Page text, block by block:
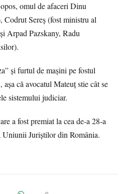
omul de afaceri Dinu
Sereș (fost ministru al
Arpad Pazskany, Radu
și furtul de mașini pe fostul
că avocatul Mateuț stie cât se
sistemului judiciar.
a fost premiat la cea de-a 28-a
Juriștilor din România.